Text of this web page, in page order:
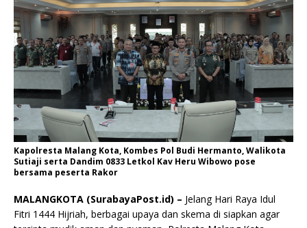
Kapolresta Malang Kota, Kombes Pol Budi Hermanto, Walikota
Sutiaji serta Dandim 0833 Letkol Kav Heru Wibowo pose
bersama peserta Rakor
MALANGKOTA (SurabayaPost.id) – Jelang Hari Raya Idul
Fitri 1444 Hijriah, berbagai upaya dan skema di siapkan agar